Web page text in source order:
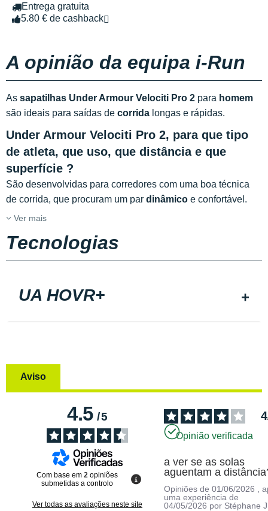
Entrega gratuita
5.80 € de cashback
A opinião da equipa i-Run
As sapatilhas Under Armour Velociti Pro 2 para homem
são ideais para saídas de corrida longas e rápidas.
Under Armour Velociti Pro 2, para que tipo
de atleta, que uso, que distância e que
superfície ?
São desenvolvidas para corredores com uma boa técnica
de corrida, que procuram um par dinâmico e confortável.
Ver mais
Tecnologias
UA HOVR+
Aviso
4.5/5
Com base em 2 opiniões
submetidas a controlo
Ver todas as avaliações neste site
4
Opinião verificada
a ver se as solas
aguentam a
Opiniões de01/06/2026
,
uma experiência de
04/05/2026 por Stéphane